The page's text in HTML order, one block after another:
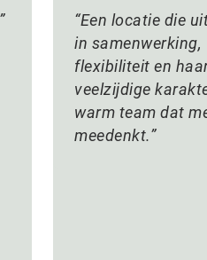
Een locatie die
in samenwerking,
flexibiliteit en
veelzijdige
warm team dat
meedenkt.